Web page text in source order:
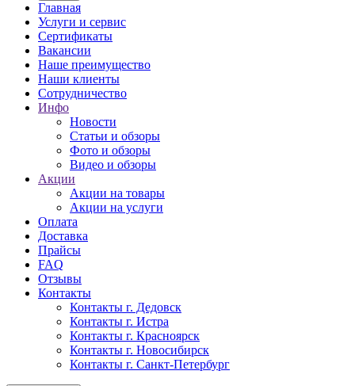
Главная
Услуги и сервис
Сертификаты
Вакансии
Наше преимущество
Наши клиенты
Сотрудничество
Инфо
Новости
Статьи и обзоры
Фото и обзоры
Видео и обзоры
Акции
Акции на товары
Акции на услуги
Оплата
Доставка
Прайсы
FAQ
Отзывы
Контакты
Контакты г. Дедовск
Контакты г. Истра
Контакты г. Красноярск
Контакты г. Новосибирск
Контакты г. Санкт-Петербург